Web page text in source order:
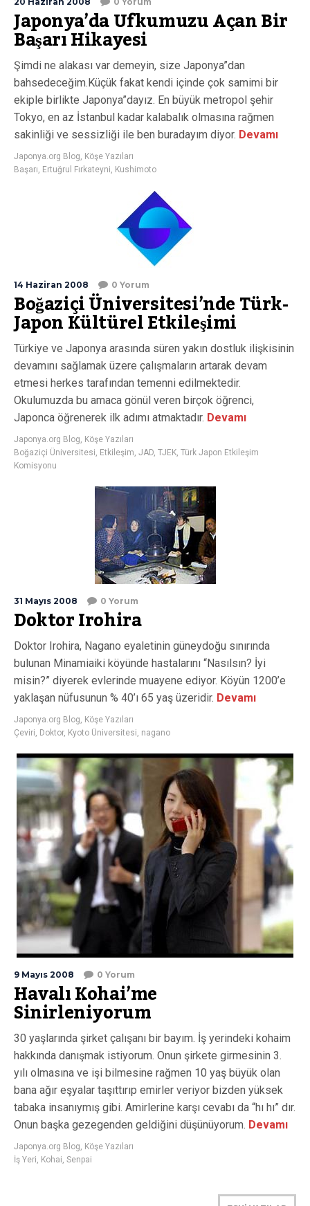
Japonya’da Ufkumuzu Açan Bir
Başarı Hikayesi
Şimdi ne alakası var demeyin, size Japonya”dan
bahsedeceğim.Küçük fakat kendi içinde çok samimi bir
ekiple birlikte Japonya”dayız. En büyük metropol şehir
Tokyo, en az İstanbul kadar kalabalık olmasına rağmen
sakinliği ve sessizliği ile ben buradayım diyor. Devamı
Japonya.org Blog, Köşe Yazıları
Başarı, Ertuğrul Fırkateyni, Kushimoto
14 Haziran 2008 0 Yorum
Boğaziçi Üniversitesi’nde Türk-
Japon Kültürel Etkileşimi
Türkiye ve Japonya arasında süren yakın dostluk ilişkisinin
devamını sağlamak üzere çalışmaların artarak devam
etmesi herkes tarafından temenni edilmektedir.
Okulumuzda bu amaca gönül veren birçok öğrenci,
Japonca öğrenerek ilk adımı atmaktadır. Devamı
Japonya.org Blog, Köşe Yazıları
Boğaziçi Üniversitesi, Etkileşim, JAD, TJEK, Türk Japon Etkileşim
Komisyonu
31 Mayıs 2008 0 Yorum
Doktor Irohira
Doktor Irohira, Nagano eyaletinin güneydoğu sınırında
bulunan Minamiaiki köyünde hastalarını “Nasılsın? İyi
misin?” diyerek evlerinde muayene ediyor. Köyün 1200’e
yaklaşan nüfusunun % 40’ı 65 yaş üzeridir. Devamı
Japonya.org Blog, Köşe Yazıları
Çeviri, Doktor, Kyoto Üniversitesi, nagano
9 Mayıs 2008 0 Yorum
Havalı Kohai’me
Sinirleniyorum
30 yaşlarında şirket çalışanı bir bayım. İş yerindeki kohaim
hakkında danışmak istiyorum. Onun şirkete girmesinin 3.
yılı olmasına ve işi bilmesine rağmen 10 yaş büyük olan
bana ağır eşyalar taşıttırıp emirler veriyor bizden yüksek
tabaka insanıymış gibi. Amirlerine karşı cevabı da “hı hı” dır.
Onun başka gezegenden geldiğini düşünüyorum. Devamı
Japonya.org Blog, Köşe Yazıları
İş Yeri, Kohai, Senpai